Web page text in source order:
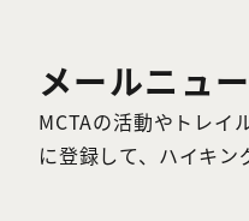
メールニュ
MCTAの活動やトレイ
に登録して、ハイキン